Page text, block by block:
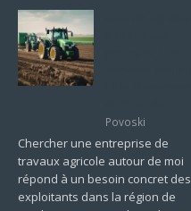
Povoski
Chercher une entreprise de
travaux agricole autour de moi
répond à un besoin concret des
exploitants dans la région de